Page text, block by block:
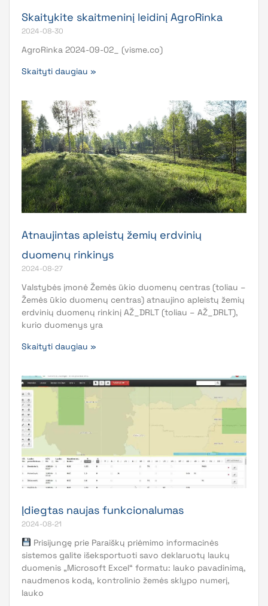
Skaitykite skaitmeninį leidinį AgroRinka
2024-08-30
AgroRinka 2024-09-02_ (visme.co)
Skaityti daugiau »
Atnaujintas apleistų žemių erdvinių
duomenų rinkinys
2024-08-27
Valstybės įmonė Žemės ūkio duomenų centras (toliau –
Žemės ūkio duomenų centras) atnaujino apleistų žemių
erdvinių duomenų rinkinį AŽ_DRLT (toliau – AŽ_DRLT),
kurio duomenys yra
Skaityti daugiau »
Įdiegtas naujas funkcionalumas
2024-08-21
Prisijungę prie Paraiškų priėmimo informacinės
sistemos galite išeksportuoti savo deklaruotų laukų
duomenis „Microsoft Excel“ formatu: lauko pavadinimą,
naudmenos kodą, kontrolinio žemės sklypo numerį,
lauko